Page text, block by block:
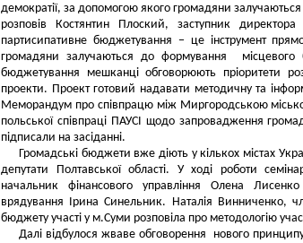
демократії, за допомогою якого громадяни
розповів Костянтин Плоский, заступник
партисипативне бюджетування − це інструмент
громадяни залучаються до формування
бюджетування мешканці обговорюють пріоритети
проекти. Проект готовий надавати методичну та
Меморандум про співпрацю між Миргородською
польської співпраці ПАУСІ щодо запровадження
підписали на засіданні.
Громадські бюджети вже діють у кількох містах
депутати Полтавської області. У ході роботи
начальник фінансового управління Олена
врядування Ірина Синельник. Наталія Винниченко,
бюджету участі у м.Суми розповіла про методологію
Далі відбулося жваве обговорення нового